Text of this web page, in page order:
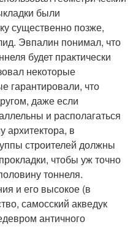
были
существенно позже,
Эвпалин понимал, что
будет практически
некоторые
гарантировали, что
даже если
и располагаться
архитектора, в
строителей должны
чтобы уж точно
тоннеля.
и его высокое (в
самосский акведук
античного